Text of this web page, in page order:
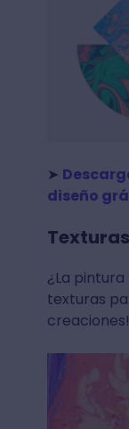
➤
diseño
¿La
texturas
creaciones!